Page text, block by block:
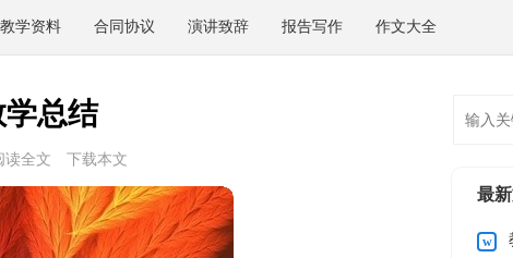
教学资料 合同协议 演讲致辞 报告写作 作文大全
总结
读全文 下载本文
最